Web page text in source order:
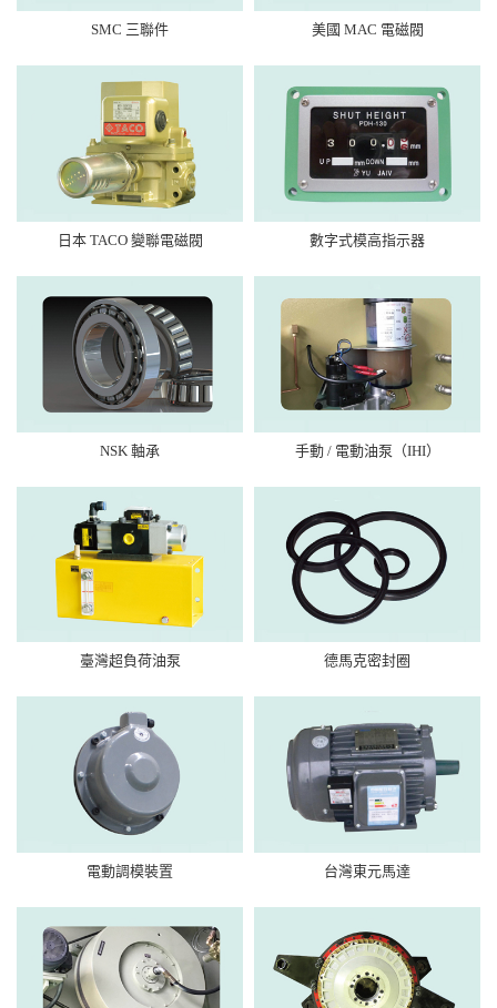
SMC 三聯件 美國 MAC 電磁閥
日本 TACO 變聯電磁閥 數字式模高指示器
NSK 軸承 手動 / 電動油泵（IHI）
臺灣超負荷油泵 德馬克密封圈
電動調模裝置 台灣東元馬達